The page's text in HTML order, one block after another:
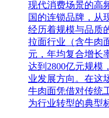
现代消费场景的高
国的连锁品牌，从
经历着规模与品质
拉面行业（含牛肉
元，年均复合增长
达到2800亿元规模
业发展方向。在这
牛肉面凭借对传统
为行业转型的典型